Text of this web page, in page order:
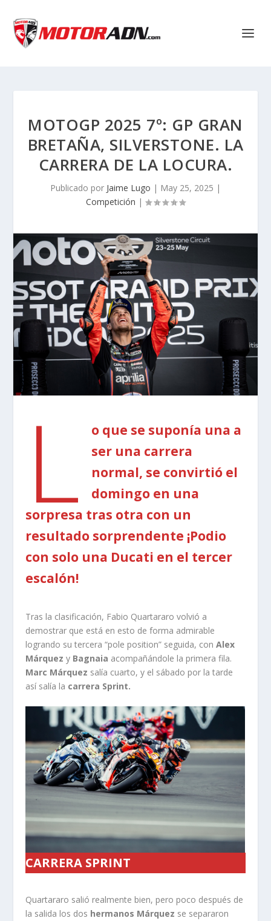
MOTOGP 2025 7º: GP GRAN
BRETAÑA, SILVERSTONE. LA
CARRERA DE LA LOCURA.
Publicado por Jaime Lugo | May 25, 2025 |
Competición |
L
o que se suponía una a
ser una carrera
normal, se convirtió el
domingo en una
sorpresa tras otra con un
resultado sorprendente ¡Podio
con solo una Ducati en el tercer
escalón!
Tras la clasificación, Fabio Quartararo volvió a
demostrar que está en esto de forma admirable
logrando su tercera “pole position” seguida, conAlex
Márquezy Bagnaia acompañándole la primera fila.
Marc Márquez salía cuarto, y el sábado por la tarde
así salía la carrera Sprint.
CARRERA SPRINT
Quartararo salió realmente bien, pero poco después de
la salida los dos hermanos Márquez se separaron